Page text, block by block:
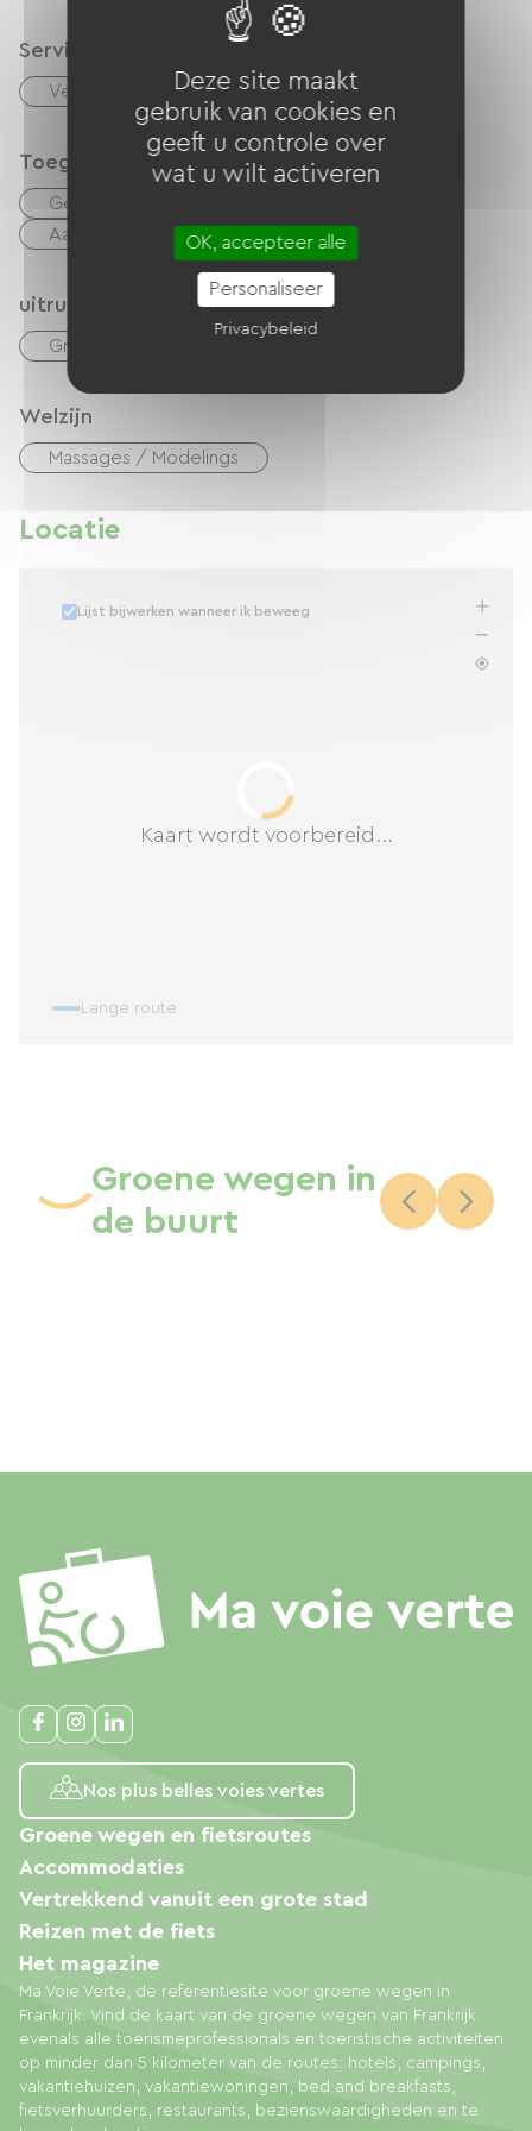
Services
Vergaderzaal
Toegankelijkheid
Geschikte parkeerplaats
Aangepaste toiletten
uitrusting
Gratis Wifi
Welzijn
Massages / Modelings
Locatie
Kaart wordt voorbereid...
Lijst bijwerken wanneer ik beweeg
Lange route
Groene wegen in
de buurt
Nos plus belles voies vertes
Ma Voie Verte, de referentiesite voor groene wegen in
Frankrijk. Vind de kaart van de groene wegen van Frankrijk
evenals alle toerismeprofessionals en toeristische activiteiten
op minder dan 5 kilometer van de routes: hotels, campings,
vakantiehuizen, vakantiewoningen, bed and breakfasts,
fietsverhuurders, restaurants, bezienswaardigheden en te
Groene wegen en fietsroutes
Accommodaties
Vertrekkend vanuit een grote stad
Reizen met de fiets
Het magazine
Deze site maakt
gebruik van cookies en
geeft u controle over
wat u wilt activeren
OK, accepteer alle
Personaliseer
Privacybeleid